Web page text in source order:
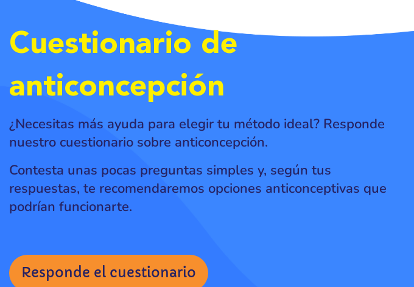
Cuestionario de
anticoncepción
¿Necesitas más ayuda para elegir tu método ideal? Responde
nuestro cuestionario sobre anticoncepción.
Contesta unas pocas preguntas simples y, según tus
respuestas, te recomendaremos opciones anticonceptivas que
podrían funcionarte.
Responde el cuestionario